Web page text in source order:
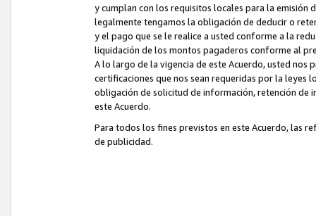
y cumplan con los requisitos locales para la emisión
legalmente tengamos la obligación de deducir o
y el pago que se le realice a usted conforme a la
liquidación de los montos pagaderos conforme al
A lo largo de la vigencia de este Acuerdo, usted
certificaciones que nos sean requeridas por la leyes
obligación de solicitud de información, retención de
este Acuerdo.
Para todos los fines previstos en este Acuerdo, las
de publicidad.